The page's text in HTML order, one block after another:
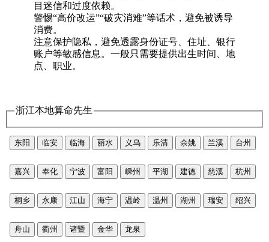
目迷信和过度依赖。
警惕“高价改运”“破灾消难”等话术，避免被诱导
消费。
注意保护隐私，避免透露身份证号、住址、银行
账户等敏感信息。一般只需要提供出生时间、地
点、职业。
浙江本地算命先生
东阳 临安 临海 丽水 义乌 乐清 余姚 兰溪 台州
嘉兴 奉化 宁波 富阳 嵊州 平湖 建德 慈溪 杭州
桐乡 永康 江山 海宁 温岭 温州 湖州 瑞安 绍兴
舟山 衢州 诸暨 金华 龙泉